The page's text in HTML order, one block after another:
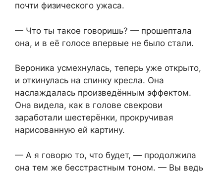
почти физического ужаса.
— Что ты такое говоришь? — прошептала
она, и в её голосе впервые не было стали.
Вероника усмехнулась, теперь уже открыто,
и откинулась на спинку кресла. Она
наслаждалась произведённым эффектом.
Она видела, как в голове свекрови
заработали шестерёнки, прокручивая
нарисованную ей картину.
— А я говорю то, что будет, — продолжила
она тем же бесстрастным тоном. — Вы ведь